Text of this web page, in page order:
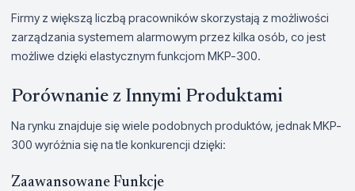
Firmy z większą liczbą pracowników skorzystają z możliwości
zarządzania systemem alarmowym przez kilka osób, co jest
możliwe dzięki elastycznym funkcjom MKP-300.
Porównanie z Innymi Produktami
Na rynku znajduje się wiele podobnych produktów, jednak MKP-
300 wyróżnia się na tle konkurencji dzięki:
Zaawansowane Funkcje